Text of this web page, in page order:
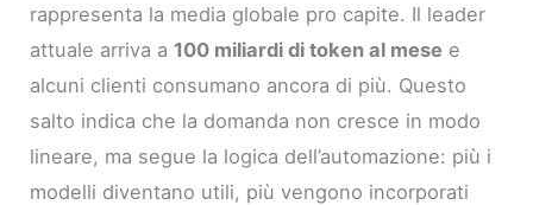
rappresenta la media globale pro capite. Il leader
attuale arriva a 100 miliardi di token al mese e
alcuni clienti consumano ancora di più. Questo
salto indica che la domanda non cresce in modo
lineare, ma segue la logica dell’automazione: più i
modelli diventano utili, più vengono incorporati